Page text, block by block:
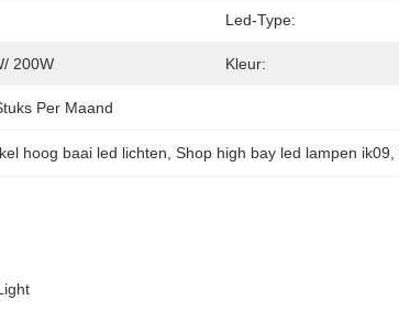
Led-Type:
200W Kleur:
Per Maand
hoog baai led lichten , Shop high bay led lampen ik09